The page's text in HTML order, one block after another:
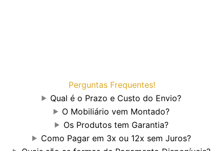
Perguntas Frequentes!
Qual é o Prazo e Custo do Envio?
O Mobiliário vem Montado?
Os Produtos tem Garantia?
Como Pagar em 3x ou 12x sem Juros?